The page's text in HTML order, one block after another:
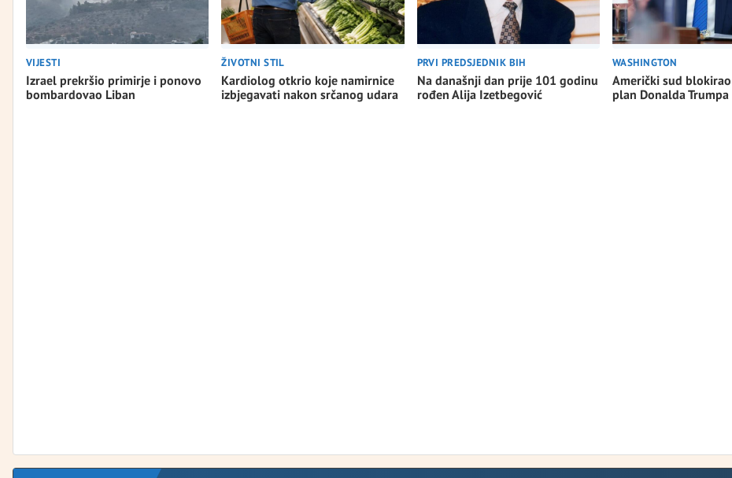
VIJESTI
Izrael prekršio primirje i ponovo
bombardovao Liban
ŽIVOTNI STIL
Kardiolog otkrio koje namirnice
izbjegavati nakon srčanog udara
PRVI PREDSJEDNIK BIH
Na današnji dan prije 101 godinu
rođen Alija Izetbegović
WASHINGTON
Američki sud
plan Donalda Trumpa